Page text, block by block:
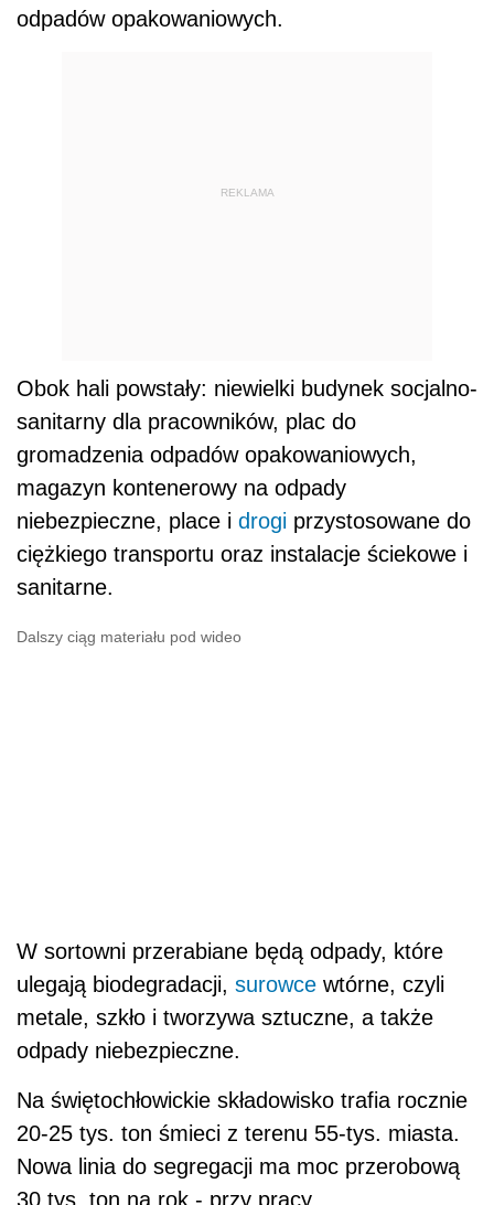
odpadów opakowaniowych.
REKLAMA
Obok hali powstały: niewielki budynek socjalno-
sanitarny dla pracowników, plac do
gromadzenia odpadów opakowaniowych,
magazyn kontenerowy na odpady
niebezpieczne, place i drogi przystosowane do
ciężkiego transportu oraz instalacje ściekowe i
sanitarne.
Dalszy ciąg materiału pod wideo
W sortowni przerabiane będą odpady, które
ulegają biodegradacji, surowce wtórne, czyli
metale, szkło i tworzywa sztuczne, a także
odpady niebezpieczne.
Na świętochłowickie składowisko trafia rocznie
20-25 tys. ton śmieci z terenu 55-tys. miasta.
Nowa linia do segregacji ma moc przerobową
30 tys. ton na rok - przy pracy